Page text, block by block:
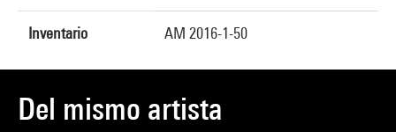
Inventario AM 2016-1-50
Del mismo artista